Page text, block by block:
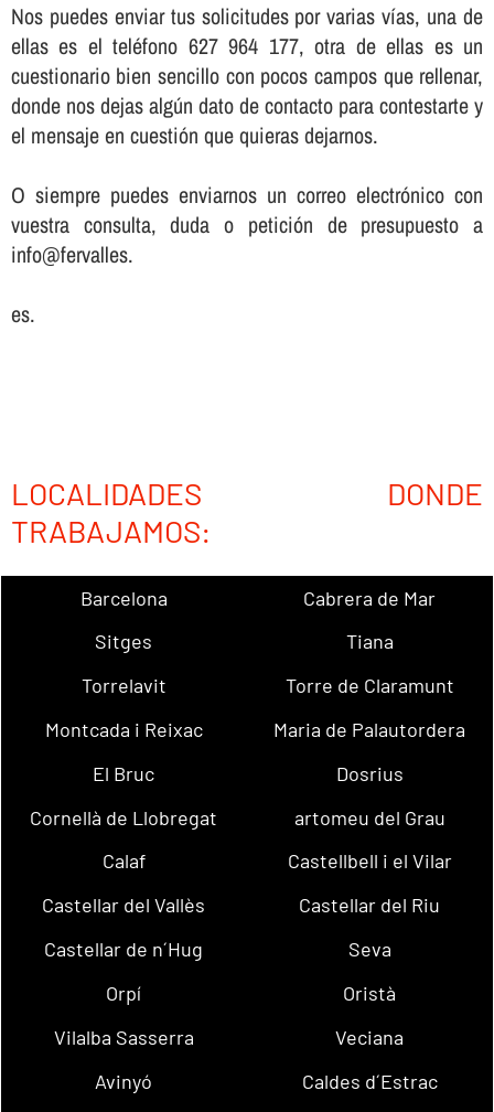
Nos puedes enviar tus solicitudes por varias ví­as, una de
ellas es el teléfono 627 964 177, otra de ellas es un
cuestionario bien sencillo con pocos campos que rellenar,
donde nos dejas algún dato de contacto para contestarte y
el mensaje en cuestión que quieras dejarnos.
O siempre puedes enviarnos un correo electrónico con
vuestra consulta, duda o petición de presupuesto a
info@fervalles.
es.
LOCALIDADES DONDE
TRABAJAMOS:
Barcelona
Cabrera de Mar
Sitges
Tiana
Torrelavit
Torre de Claramunt
Montcada i Reixac
Maria de Palautordera
El Bruc
Dosrius
Cornellà de Llobregat
artomeu del Grau
Calaf
Castellbell i el Vilar
Castellar del Vallès
Castellar del Riu
Castellar de n´Hug
Seva
Orpí
Oristà
Vilalba Sasserra
Veciana
Avinyó
Caldes d´Estrac